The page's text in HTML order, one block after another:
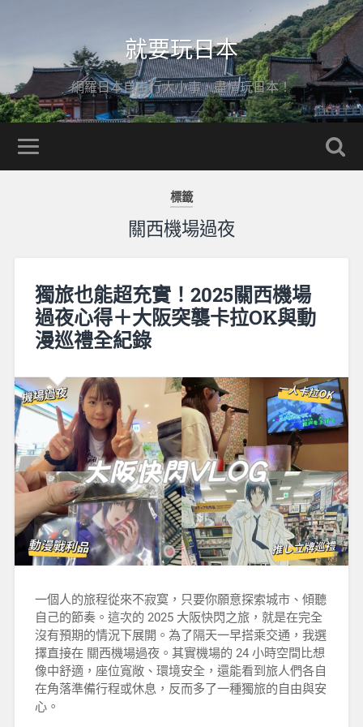
就要玩日本
網羅日本自由行大小事，盡情玩日本！
標籤
關西機場過夜
獨旅也能超充實！2025關西機場
過夜心得＋大阪突襲卡拉OK與動
漫巡禮全紀錄
一個人的旅程從來不寂寞，只要你願意探索城市、傾聽
自己的節奏。這次的 2025 大阪快閃之旅，就是在完全
沒有預期的情況下展開。為了隔天一早搭乘交通，我選
擇直接在 關西機場過夜。其實機場的 24 小時空間比想
像中舒適，座位寬敞、環境安全，還能看到旅人們各自
在角落準備行程或休息，反而多了一種獨旅的自由與安
心。